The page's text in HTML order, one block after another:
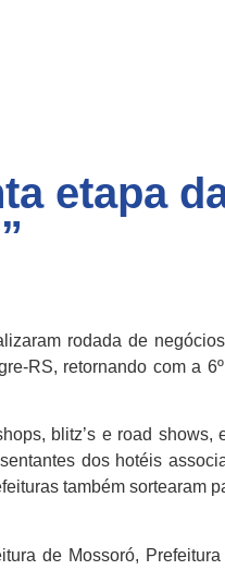
etapa
rodada de
RS, retornando com a
blitz’s e road shows,
dos hotéis
também sortearam
de Mossoró,